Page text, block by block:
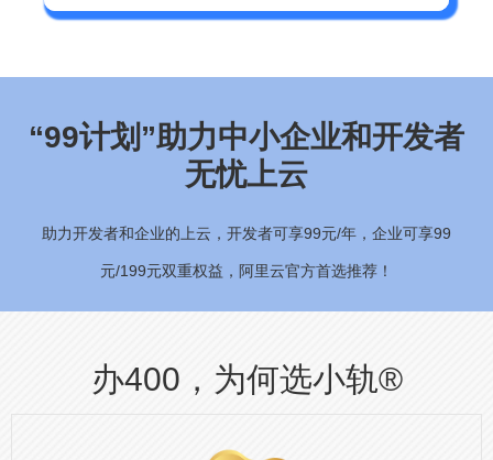
“99计划”助力中小企业和开发者
无忧上云
助力开发者和企业的上云，开发者可享99元/年，企业可享99
元/199元双重权益，阿里云官方首选推荐！
办400，为何选小轨®